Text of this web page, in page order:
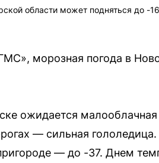
области может подняться до -
морозная погода в
ожидается
— сильная
— до -37. Днем